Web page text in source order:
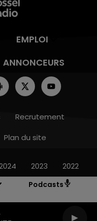
Podcasts
EMPLOI
ANNONCEURS
Recrutement
Plan du site
2023 2022